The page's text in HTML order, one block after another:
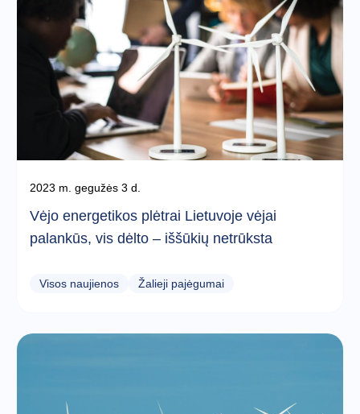
2023 m. gegužės 3 d.
Vėjo energetikos plėtrai Lietuvoje vėjai
palankūs, vis dėlto – iššūkių netrūksta
Visos naujienos Žalieji pajėgumai